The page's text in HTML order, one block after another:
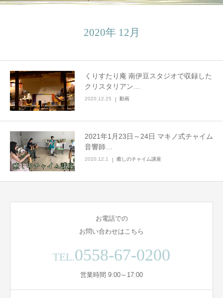
2020年 12月
くりすたり庵 南伊豆スタジオで収録した
クリスタリアン…
2020.12.25 動画
2021年1月23日～24日 マキノ式チャイム
音響師…
2020.12.1 癒しのチャイム講座
お電話での
お問い合わせはこちら
TEL.0558-67-0200
営業時間 9:00～17:00